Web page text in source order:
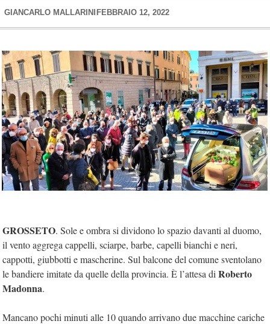
GIANCARLO MALLARINI FEBBRAIO 12, 2022
GROSSETO. Sole e ombra si dividono lo spazio davanti al duomo,
il vento aggrega cappelli, sciarpe, barbe, capelli bianchi e neri,
cappotti, giubbotti e mascherine. Sul balcone del comune sventolano
le bandiere imitate da quelle della provincia. È l’attesa di Roberto
Madonna.
Mancano pochi minuti alle 10 quando arrivano due macchine cariche